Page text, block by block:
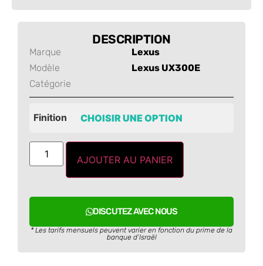
DESCRIPTION
Marque
Lexus
Modèle
Lexus UX300E
Catégorie
Finition
AJOUTER AU PANIER
DISCUTEZ AVEC NOUS
* Les tarifs mensuels peuvent varier en fonction du prime de la
banque d’Israël